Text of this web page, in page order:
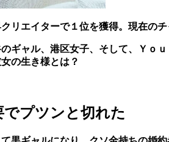
リエイターで１位を獲得。現在
ギャル、港区女子、そして、Ｙｏ
の生き様とは？
プツンと切れた